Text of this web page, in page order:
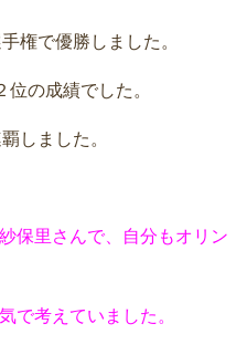
権で優勝しました。
の成績でした。
しました。
保里さんで、自分もオリン
で考えていました。